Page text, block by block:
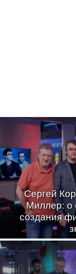
Сергей
Миллер: о
создания